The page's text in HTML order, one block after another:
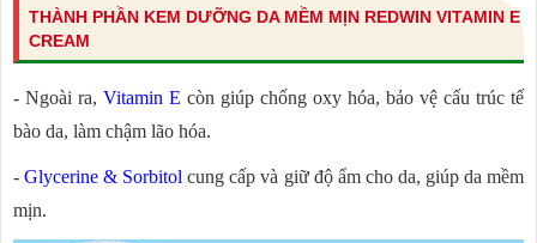
THÀNH PHẦN KEM DƯỠNG DA MỀM MỊN REDWIN VITAMIN E
CREAM
- Ngoài ra, Vitamin E còn giúp chống oxy hóa, bảo vệ cấu trúc tế
bào da, làm chậm lão hóa.
-Glycerine & Sorbitol cung cấp và giữ độ ẩm cho da, giúp da mềm
mịn.